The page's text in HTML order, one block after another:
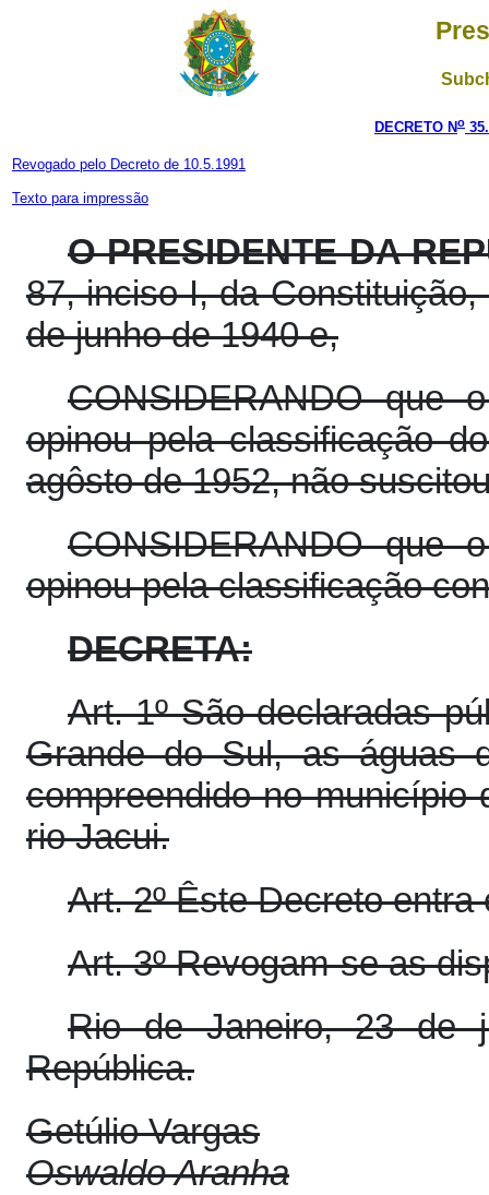
DECRETO No
Revogado pelo Decreto de 10.5.1991
Texto para impressão
O PRESIDENTE DA
87, inciso I, da
de junho de 1940 e,
CONSIDERANDO que
opinou pela classificação
agôsto de 1952, não
CONSIDERANDO que
opinou pela classificação
DECRETA:
Art. 1º São declaradas
Grande do Sul, as águas
compreendido no município
rio Jacui.
Art. 2º Êste Decreto
Art. 3º Revogam-se as
Rio de Janeiro, 23 de
República.
Getúlio Vargas
Oswaldo Aranha